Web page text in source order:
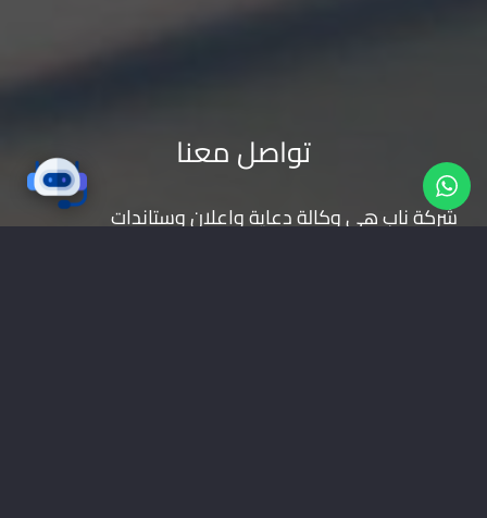
تواصل معنا
شركة ناب هي وكالة دعاية واعلان وستاندات